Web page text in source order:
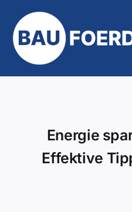
Inhalt
springen
Energie
Effektive